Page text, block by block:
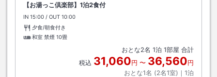
【お湯っこ倶楽部】1泊2食付
IN チェックイン
15:00 / OUT チェックアウト
10:00
夕食/朝食付き
和室 禁煙 10畳
おとな2名 1泊 1部屋 合計
税込 31,060円 〜 36,560円
おとな1名 (2名1室)｜ 1泊